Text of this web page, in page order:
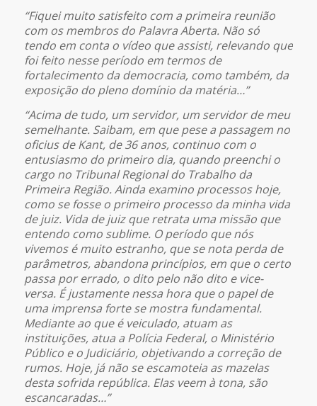
“Fiquei muito satisfeito com a primeira reunião
com os membros do Palavra Aberta. Não só
tendo em conta o vídeo que assisti, relevando que
foi feito nesse período em termos de
fortalecimento da democracia, como também, da
exposição do pleno domínio da matéria…”
“Acima de tudo, um servidor, um servidor de meu
semelhante. Saibam, em que pese a passagem no
oficius de Kant, de 36 anos, continuo com o
entusiasmo do primeiro dia, quando preenchi o
cargo no Tribunal Regional do Trabalho da
Primeira Região. Ainda examino processos hoje,
como se fosse o primeiro processo da minha vida
de juiz. Vida de juiz que retrata uma missão que
entendo como sublime. O período que nós
vivemos é muito estranho, que se nota perda de
parâmetros, abandona princípios, em que o certo
passa por errado, o dito pelo não dito e vice-
versa. É justamente nessa hora que o papel de
uma imprensa forte se mostra fundamental.
Mediante ao que é veiculado, atuam as
instituições, atua a Polícia Federal, o Ministério
Público e o Judiciário, objetivando a correção de
rumos. Hoje, já não se escamoteia as mazelas
desta sofrida república. Elas veem à tona, são
escancaradas…”